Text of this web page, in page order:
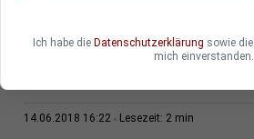
14.06.2018 16:22 Lesezeit: 2 min
Ich habe die Datenschutzerklärung sowie die
mich einverstanden.